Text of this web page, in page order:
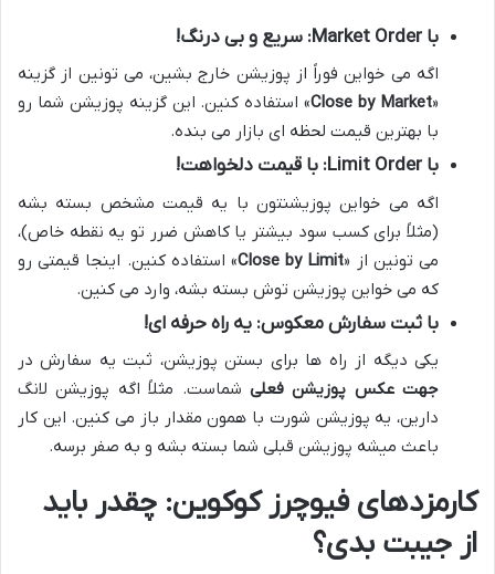
با Market Order: سریع و بی درنگ!
اگه می خواین فوراً از پوزیشن خارج بشین، می تونین از گزینه
«
Close by Market» استفاده کنین. این گزینه پوزیشن شما رو
با بهترین قیمت لحظه ای بازار می بنده.
با Limit Order: با قیمت دلخواهت!
اگه می خواین پوزیشنتون با یه قیمت مشخص بسته بشه
(مثلاً برای کسب سود بیشتر یا کاهش ضرر تو یه نقطه خاص)،
می تونین از «Close by Limit» استفاده کنین. اینجا قیمتی رو
که می خواین پوزیشن توش بسته بشه، وارد می کنین.
با ثبت سفارش معکوس: یه راه حرفه ای!
یکی دیگه از راه ها برای بستن پوزیشن، ثبت یه سفارش در
جهت عکس پوزیشن فعلی شماست. مثلاً اگه پوزیشن لانگ
دارین، یه پوزیشن شورت با همون مقدار باز می کنین. این کار
باعث میشه پوزیشن قبلی شما بسته بشه و به صفر برسه.
کارمزدهای فیوچرز کوکوین: چقدر باید
از جیبت بدی؟